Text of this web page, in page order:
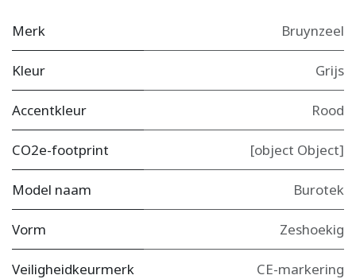
Merk Bruynzeel
Kleur Grijs
Accentkleur Rood
CO2e-footprint [object Object]
Model naam Burotek
Vorm Zeshoekig
Veiligheidkeurmerk CE-markering